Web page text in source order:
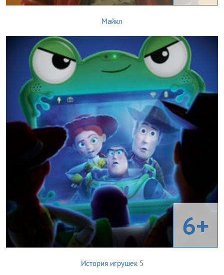
Майкл
6+
История игрушек 5